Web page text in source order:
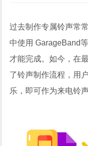
过去制作专属铃声常
中使用 GarageBand
才能完成。如今，在
了铃声制作流程，用
乐，即可作为来电铃